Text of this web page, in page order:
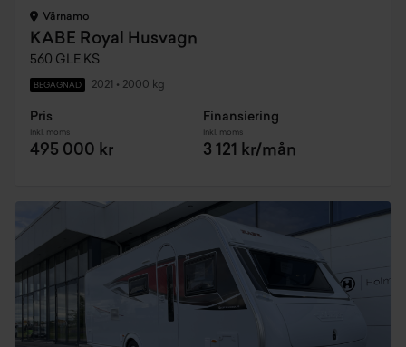
Värnamo
KABE Royal Husvagn
560 GLE KS
BEGAGNAD 2021 • 2000 kg
Pris
Inkl. moms
495 000 kr
Finansiering
Inkl. moms
3 121 kr/mån